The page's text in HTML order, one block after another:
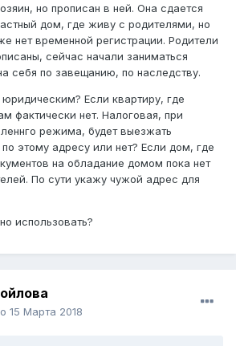
но прописан в ней. Она сдается
дом, где живу с родителями, но
нет временной регистрации. Родители
сейчас начали заниматься
себя по завещанию, по наследству.
Если квартиру, где
фактически нет. Налоговая, при
режима, будет выезжать
этому адресу или нет? Если дом, где
на обладание домом пока нет
По сути укажу чужой адрес для
использовать?
15 Марта 2018